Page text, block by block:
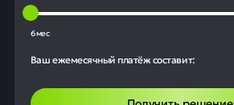
6 мес
Ваш ежемесячный платёж составит: